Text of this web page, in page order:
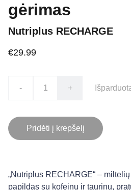
gėrimas
Nutriplus RECHARGE
€29.99
- +
Pridėti į krepšelį
„Nutriplus RECHARGE“ –
papildas su kofeinu ir taurinu,